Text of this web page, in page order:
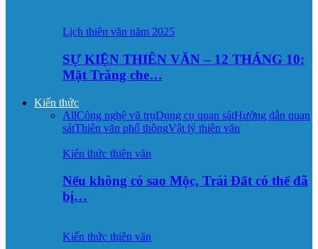
Lịch thiên văn năm 2025
SỰ KIỆN THIÊN VĂN – 12 THÁNG 10:
Mặt Trăng che…
Kiến thức
AllCông nghệ vũ trụDụng cụ quan sátHướng dẫn quan
sátThiên văn phổ thôngVật lý thiên văn
Kiến thức thiên văn
Nếu không có sao Mộc, Trái Đất có thể đã
bị…
Kiến thức thiên văn